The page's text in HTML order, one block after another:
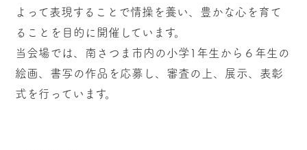
よって表現することで情操を養い、豊かな心を育て
ることを目的に開催しています。
当会場では、南さつま市内の小学1年生から６年生の
絵画、書写の作品を応募し、審査の上、展示、表彰
式を行っています。